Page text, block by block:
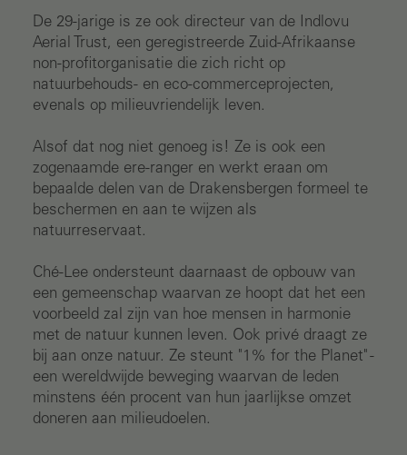
De 29-jarige is ze ook directeur van de Indlovu
Aerial Trust, een geregistreerde Zuid-Afrikaanse
non-profitorganisatie die zich richt op
natuurbehouds- en eco-commerceprojecten,
evenals op milieuvriendelijk leven.
Alsof dat nog niet genoeg is! Ze is ook een
zogenaamde ere-ranger en werkt eraan om
bepaalde delen van de Drakensbergen formeel te
beschermen en aan te wijzen als
natuurreservaat.
Ché-Lee ondersteunt daarnaast de opbouw van
een gemeenschap waarvan ze hoopt dat het een
voorbeeld zal zijn van hoe mensen in harmonie
met de natuur kunnen leven. Ook privé draagt ze
bij aan onze natuur. Ze steunt "1% for the Planet" -
een wereldwijde beweging waarvan de leden
minstens één procent van hun jaarlijkse omzet
doneren aan milieudoelen.